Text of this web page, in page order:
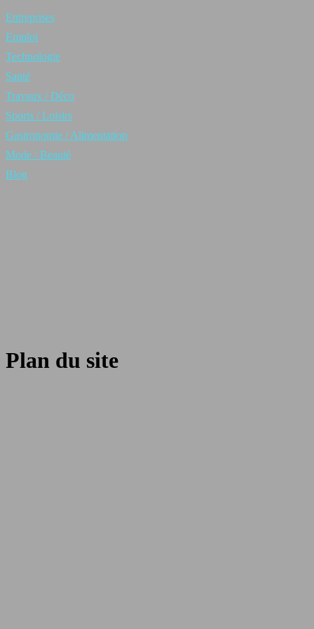
Entreprises
Emploi
Technologie
Santé
Travaux / Déco
Sports / Loisirs
Gastronomie / Alimentation
Mode / Beauté
Blog
Plan du site